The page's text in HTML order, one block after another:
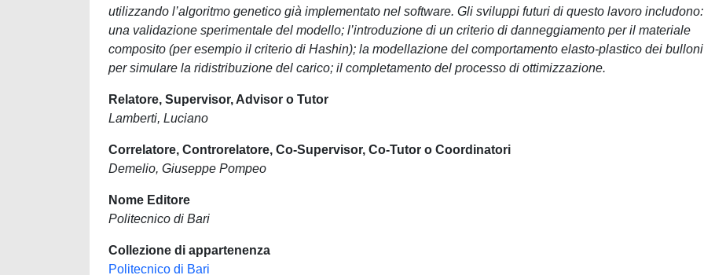
utilizzando l’algoritmo genetico già implementato nel software. Gli sviluppi futuri di questo lavoro includono:
una validazione sperimentale del modello; l’introduzione di un criterio di danneggiamento per il materiale
composito (per esempio il criterio di Hashin); la modellazione del comportamento elasto-plastico dei bulloni
per simulare la ridistribuzione del carico; il completamento del processo di ottimizzazione.
Relatore, Supervisor, Advisor o Tutor
Lamberti, Luciano
Correlatore, Controrelatore, Co-Supervisor, Co-Tutor o Coordinatori
Demelio, Giuseppe Pompeo
Nome Editore
Politecnico di Bari
Collezione di appartenenza
Politecnico di Bari